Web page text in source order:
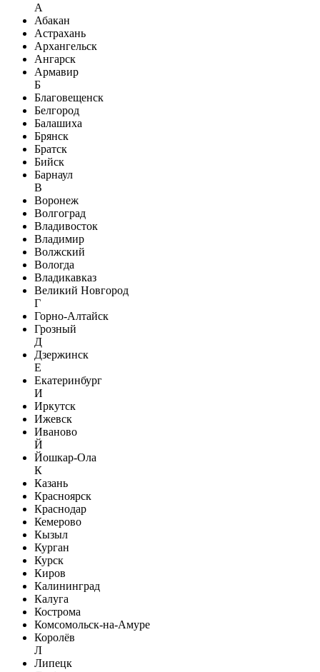
А
Абакан
Астрахань
Архангельск
Ангарск
Армавир
Б
Благовещенск
Белгород
Балашиха
Брянск
Братск
Бийск
Барнаул
В
Воронеж
Волгоград
Владивосток
Владимир
Волжский
Вологда
Владикавказ
Великий Новгород
Г
Горно-Алтайск
Грозный
Д
Дзержинск
Е
Екатеринбург
И
Иркутск
Ижевск
Иваново
Й
Йошкар-Ола
К
Казань
Красноярск
Краснодар
Кемерово
Кызыл
Курган
Курск
Киров
Калининград
Калуга
Кострома
Комсомольск-на-Амуре
Королёв
Л
Липецк